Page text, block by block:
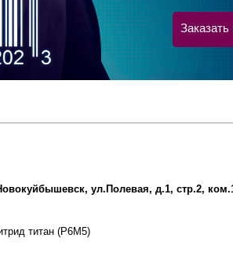
ул.Полевая, д.1, стр.2,
титан (Р6М5)